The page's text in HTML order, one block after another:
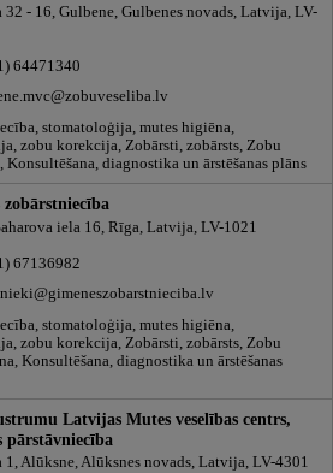
32 - 16, Gulbene, Gulbenes novads, Latvija, LV-
64471340
stomatoloģija, mutes higiēna,
zobu korekcija, Zobārsti, zobārsts, Zobu
diagnostika un ārstēšanas plāns
zobārstniecība
iela 16, Rīga, Latvija, LV-1021
67136982
stomatoloģija, mutes higiēna,
zobu korekcija, Zobārsti, zobārsts, Zobu
Konsultēšana, diagnostika un ārstēšanas
Latvijas Mutes veselības centrs,
pārstāvniecība
1, Alūksne, Alūksnes novads, Latvija, LV-4301